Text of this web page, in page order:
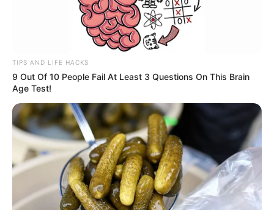
TIPS AND LIFE HACKS
9 Out Of 10 People Fail At Least 3 Questions On This Brain
Age Test!